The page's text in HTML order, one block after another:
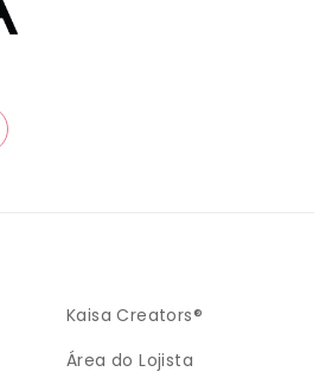
Kaisa Creators®
Área do Lojista